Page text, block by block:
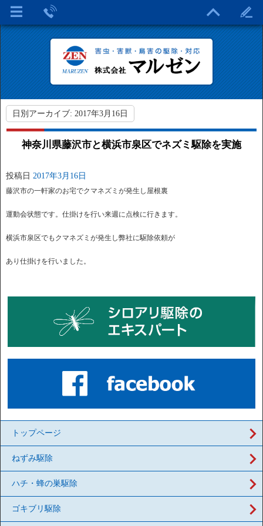
日別アーカイブ: 2017年3月16日
神奈川県藤沢市と横浜市泉区でネズミ駆除を実施
投稿日 2017年3月16日
藤沢市の一軒家のお宅でクマネズミが発生し屋根裏
運動会状態です。仕掛けを行い来週に点検に行きます。
横浜市泉区でもクマネズミが発生し弊社に駆除依頼が
あり仕掛けを行いました。
トップページ
ねずみ駆除
ハチ・蜂の巣駆除
ゴキブリ駆除